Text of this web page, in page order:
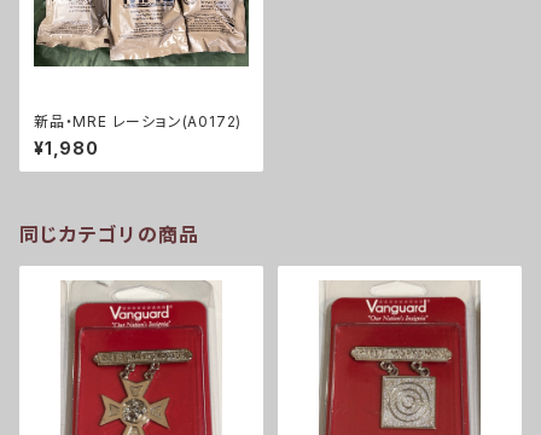
新品・MRE レーション(A0172)
¥1,980
同じカテゴリの商品